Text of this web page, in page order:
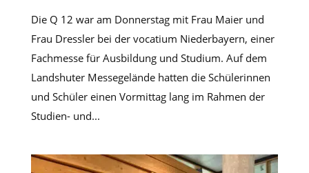
Die Q 12 war am Donnerstag mit Frau Maier und
Frau Dressler bei der vocatium Niederbayern, einer
Fachmesse für Ausbildung und Studium. Auf dem
Landshuter Messegelände hatten die Schülerinnen
und Schüler einen Vormittag lang im Rahmen der
Studien- und...